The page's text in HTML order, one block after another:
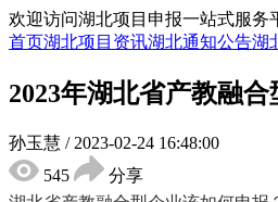
欢迎访问湖北项目申报一站式服务
首页湖北项目资讯湖北通知公告湖
2023年湖北省产教融
孙玉慧 / 2023-02-24 16:48:00
545
分享